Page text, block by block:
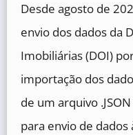
Desde agosto de
envio dos dados da
Imobiliárias (DOI)
importação dos
de um arquivo
para envio de dados